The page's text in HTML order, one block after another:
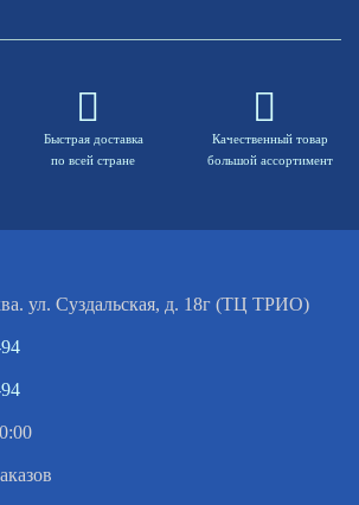
Быстрая доставка
по всей стране
Качественный товар
большой ассортимент
ул. Суздальская, д. 18г (ТЦ ТРИО)